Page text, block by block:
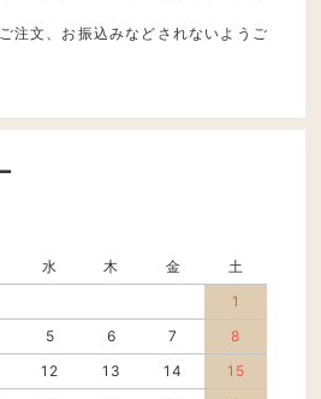
注文、お振込みなどされないようご
水 木 金
土
1
5 6 7
8
12 13 14
15